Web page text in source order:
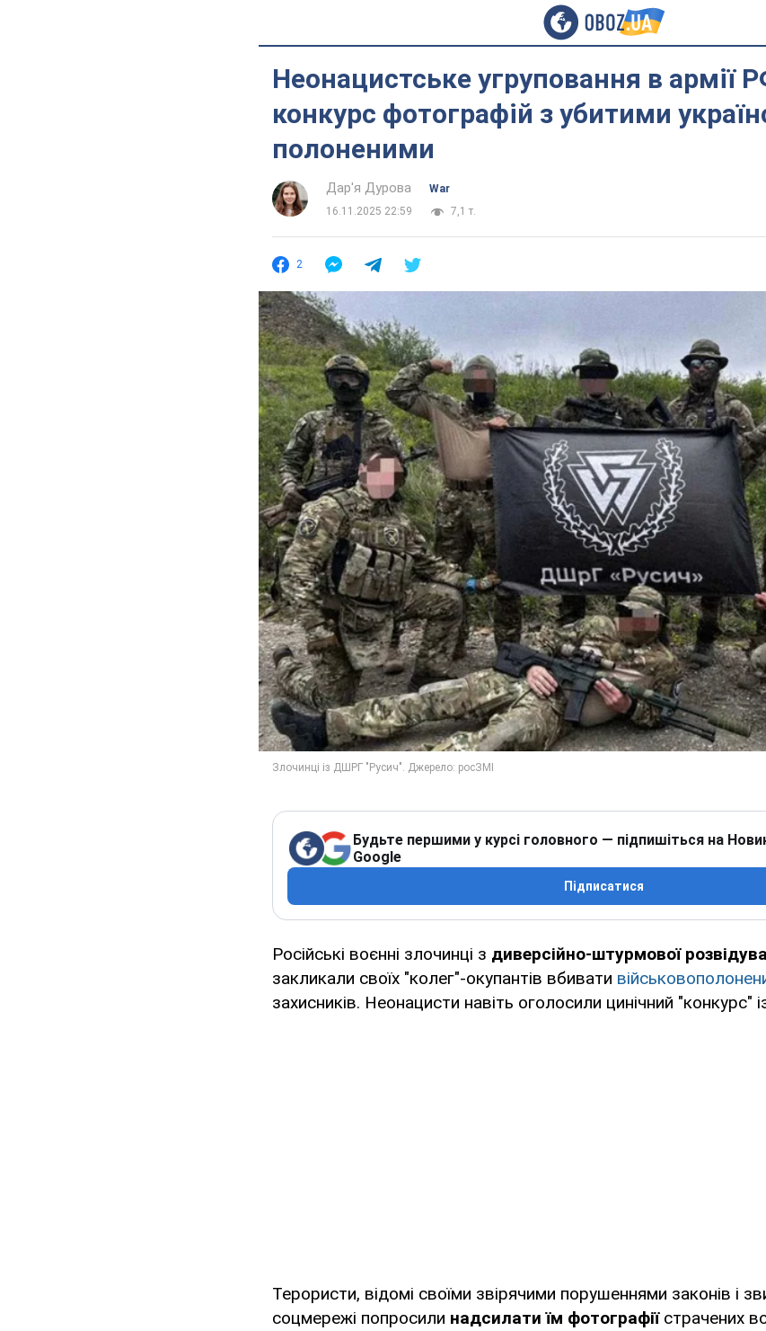
Неонацистське угруповання в армії
конкурс фотографій з убитими
полоненими
Дар'я Дурова
War
16.11.2025 22:59
7,1 т.
2
Будьте першими у курсі головного — підпишіться на
Google
Підписатися
Російські воєнні злочинці з диверсійно-штурмової
закликали своїх "колег"-окупантів вбивати
захисників. Неонацисти навіть оголосили цинічний "конкурс"
Терористи, відомі своїми звірячими порушеннями законів і
соцмережі попросили надсилати їм фотографіїстрачених